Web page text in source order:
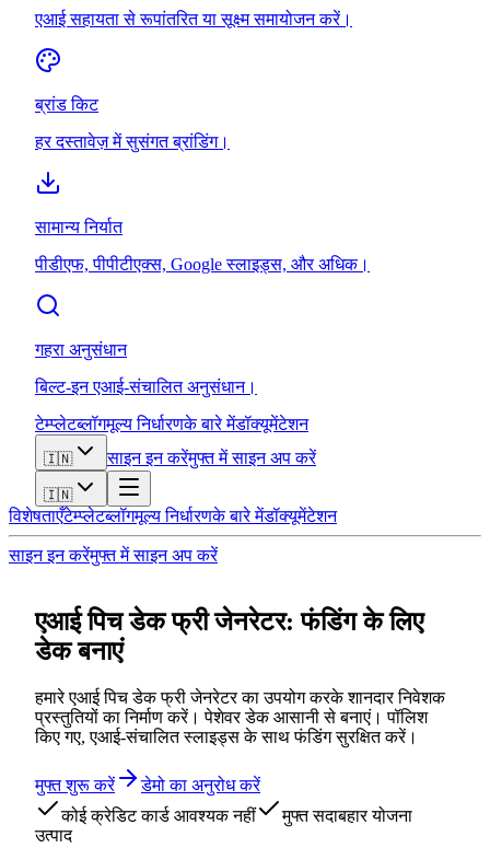
एआई सहायता से रूपांतरित या सूक्ष्म समायोजन करें।
ब्रांड किट
हर दस्तावेज़ में सुसंगत ब्रांडिंग।
सामान्य निर्यात
पीडीएफ, पीपीटीएक्स, Google स्लाइड्स, और अधिक।
गहरा अनुसंधान
बिल्ट-इन एआई-संचालित अनुसंधान।
टेम्प्लेटब्लॉगमूल्य निर्धारणके बारे मेंडॉक्यूमेंटेशन
🇮🇳 साइन इन करेंमुफ्त में साइन अप करें
🇮🇳
विशेषताएँटेम्प्लेटब्लॉगमूल्य निर्धारणके बारे मेंडॉक्यूमेंटेशन
साइन इन करेंमुफ्त में साइन अप करें
एआई पिच डेक फ्री जेनरेटर: फंडिंग के लिए
डेक बनाएं
हमारे एआई पिच डेक फ्री जेनरेटर का उपयोग करके शानदार निवेशक
प्रस्तुतियों का निर्माण करें। पेशेवर डेक आसानी से बनाएं। पॉलिश
किए गए, एआई-संचालित स्लाइड्स के साथ फंडिंग सुरक्षित करें।
मुफ्त शुरू करें
डेमो का अनुरोध करें
कोई क्रेडिट कार्ड आवश्यक नहीं
मुफ्त सदाबहार योजना
उत्पाद